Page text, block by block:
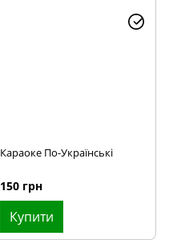
Караоке По-Українські
150 грн
Купити